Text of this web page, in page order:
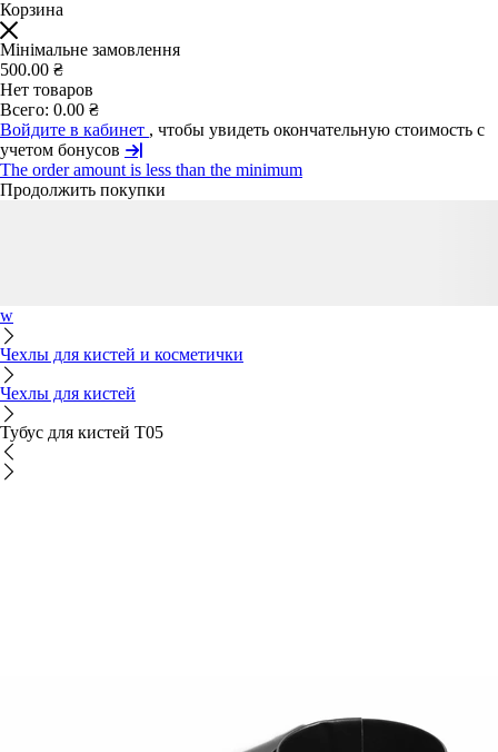
Корзина
Мінімальне замовлення
500.00 ₴
Нет товаров
Всего: 0.00 ₴
Войдите в кабинет , чтобы увидеть окончательную стоимость с
учетом бонусов
The order amount is less than the minimum
Продолжить покупки
w
Чехлы для кистей и косметички
Чехлы для кистей
Тубус для кистей T05